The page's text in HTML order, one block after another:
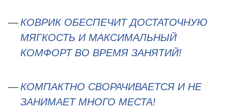
КОВРИК ОБЕСПЕЧИТ ДОСТАТОЧНУЮ
МЯГКОСТЬ И МАКСИМАЛЬНЫЙ
КОМФОРТ ВО ВРЕМЯ ЗАНЯТИЙ!
КОМПАКТНО СВОРАЧИВАЕТСЯ И НЕ
ЗАНИМАЕТ МНОГО МЕСТА!